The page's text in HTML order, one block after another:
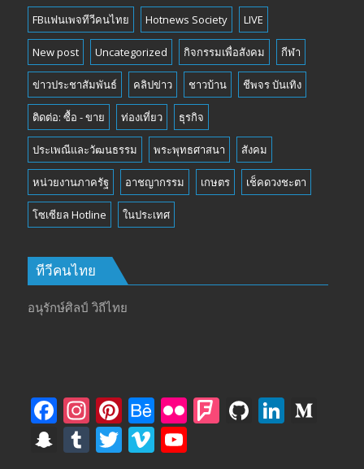
FBแฟนเพจทีวีคนไทย Hotnews Society LIVE
New post Uncategorized กิจกรรมเพื่อสังคม กีฬา
ข่าวประชาสัมพันธ์ คลิปข่าว ชาวบ้าน ชีพจร บันเทิง
ติดต่อ: ซื้อ - ขาย ท่องเที่ยว ธุรกิจ
ประเพณีและวัฒนธรรม พระพุทธศาสนา สังคม
หน่วยงานภาครัฐ อาชญากรรม เกษตร เช็คดวงชะตา
โซเซียล Hotline ในประเทศ
ทีวีคนไทย
อนุรักษ์ศิลป์ วิถีไทย
F
ac
e
In
st
a
Pi
nt
er
B
e
h
Fli F Gi Li
S T T Vi